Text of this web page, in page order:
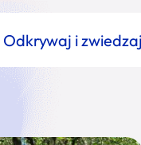
Odkrywaj i zwiedzaj